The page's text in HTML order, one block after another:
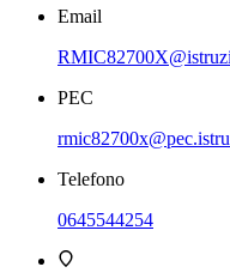
Email
PEC
Telefono
0645544254